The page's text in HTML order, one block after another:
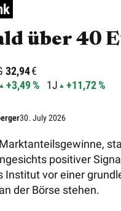
über 40
32,94€
+3,49 % 1J +11,72 %
30. July 2026
positiver
Institut vor einer
der Börse stehen.